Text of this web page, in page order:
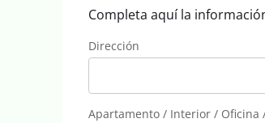
Completa aquí la
Dirección
Apartamento / Interior / Oficina